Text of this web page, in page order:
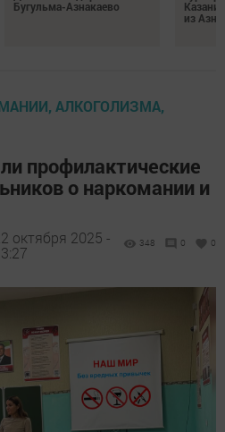
Бугульма-Азнакаево
из
АЛКОГОЛИЗМА,
профилактические
о наркомании и
октября 2025 -
348 0 0